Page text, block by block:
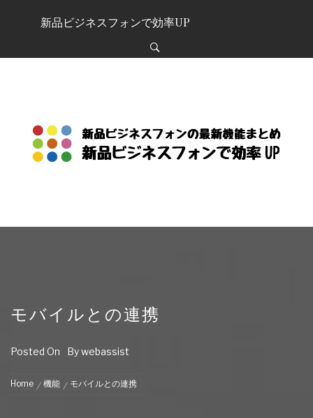
新品ビジネスフォンで効率UP
新品ビジネスフォンで効
率UP
モバイルとの連携
Posted On Bywebassist
Home 機能 モバイルとの連携